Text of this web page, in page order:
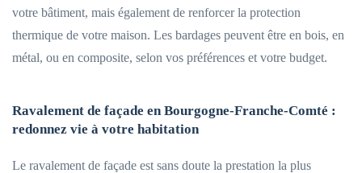
votre bâtiment, mais également de renforcer la protection
thermique de votre maison. Les bardages peuvent être en bois, en
métal, ou en composite, selon vos préférences et votre budget.
Ravalement de façade en Bourgogne-Franche-Comté :
redonnez vie à votre habitation
Le ravalement de façade est sans doute la prestation la plus